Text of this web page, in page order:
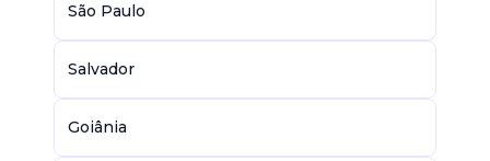
São Paulo
Salvador
Goiânia